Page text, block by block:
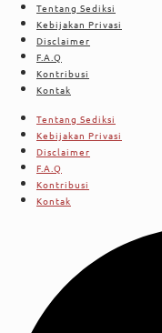
Tentang Sediksi
Kebijakan Privasi
Disclaimer
F.A.Q
Kontribusi
Kontak
Tentang Sediksi
Kebijakan Privasi
Disclaimer
F.A.Q
Kontribusi
Kontak